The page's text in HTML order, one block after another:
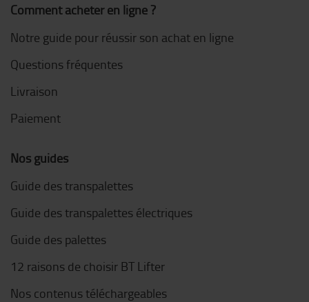
Comment acheter en ligne ?
Notre guide pour réussir son achat en ligne
Questions fréquentes
Livraison
Paiement
Nos guides
Guide des transpalettes
Guide des transpalettes électriques
Guide des palettes
12 raisons de choisir BT Lifter
Nos contenus téléchargeables